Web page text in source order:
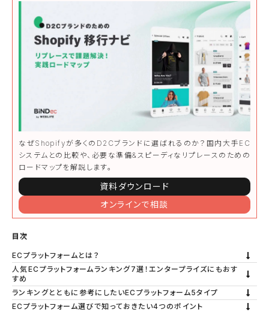
なぜShopifyが多くのD2Cブランドに選ばれるのか？国内大手EC
システムとの比較や、必要な準備&スピーディなリプレースのための
ロードマップを解説します。
資料ダウンロード
オンラインで相談
目次
ECプラットフォームとは？
人気ECプラットフォームランキング7選！エンタープライズにもおす
すめ
ランキングとともに参考にしたいECプラットフォーム5タイプ
ECプラットフォーム選びで知っておきたい4つのポイント